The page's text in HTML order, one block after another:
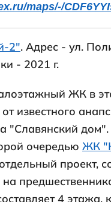
maps/-/
2". Адрес - ул.
- 2021 г.
ЖК в
известного
"Славянский
очередью ЖК
проект,
4 этажа,